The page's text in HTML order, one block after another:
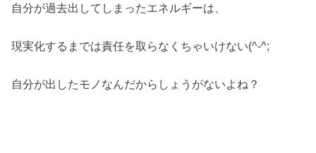
自分が過去出してしまったエネルギーは、
現実化するまでは責任を取らなくちゃいけない(^-^;
自分が出したモノなんだからしょうがないよね？